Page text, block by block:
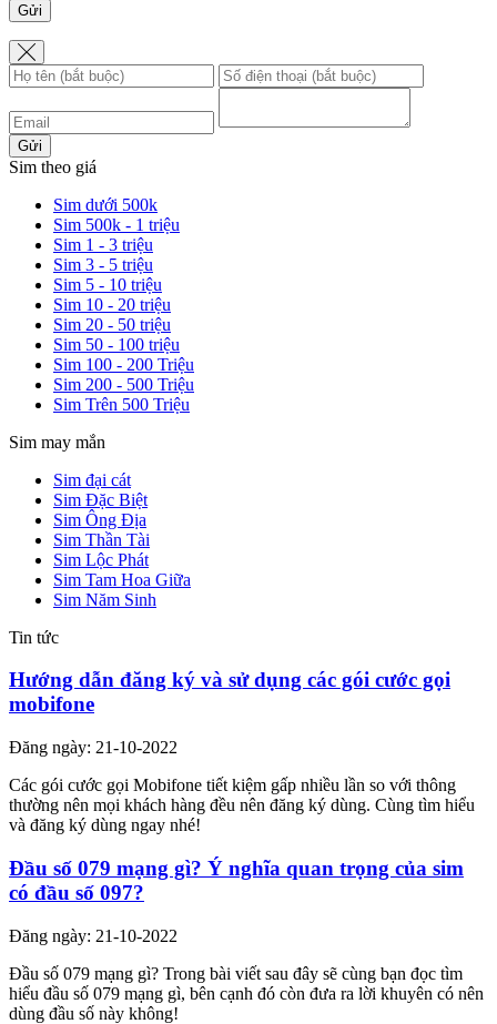
Gửi
Gửi
Sim theo giá
Sim dưới 500k
Sim 500k - 1 triệu
Sim 1 - 3 triệu
Sim 3 - 5 triệu
Sim 5 - 10 triệu
Sim 10 - 20 triệu
Sim 20 - 50 triệu
Sim 50 - 100 triệu
Sim 100 - 200 Triệu
Sim 200 - 500 Triệu
Sim Trên 500 Triệu
Sim may mắn
Sim đại cát
Sim Đặc Biệt
Sim Ông Địa
Sim Thần Tài
Sim Lộc Phát
Sim Tam Hoa Giữa
Sim Năm Sinh
Tin tức
Hướng dẫn đăng ký và sử dụng các gói cước gọi
mobifone
Đăng ngày: 21-10-2022
Các gói cước gọi Mobifone tiết kiệm gấp nhiều lần so với thông
thường nên mọi khách hàng đều nên đăng ký dùng. Cùng tìm hiểu
và đăng ký dùng ngay nhé!
Đầu số 079 mạng gì? Ý nghĩa quan trọng của sim
có đầu số 097?
Đăng ngày: 21-10-2022
Đầu số 079 mạng gì? Trong bài viết sau đây sẽ cùng bạn đọc tìm
hiểu đầu số 079 mạng gì, bên cạnh đó còn đưa ra lời khuyên có nên
dùng đầu số này không!